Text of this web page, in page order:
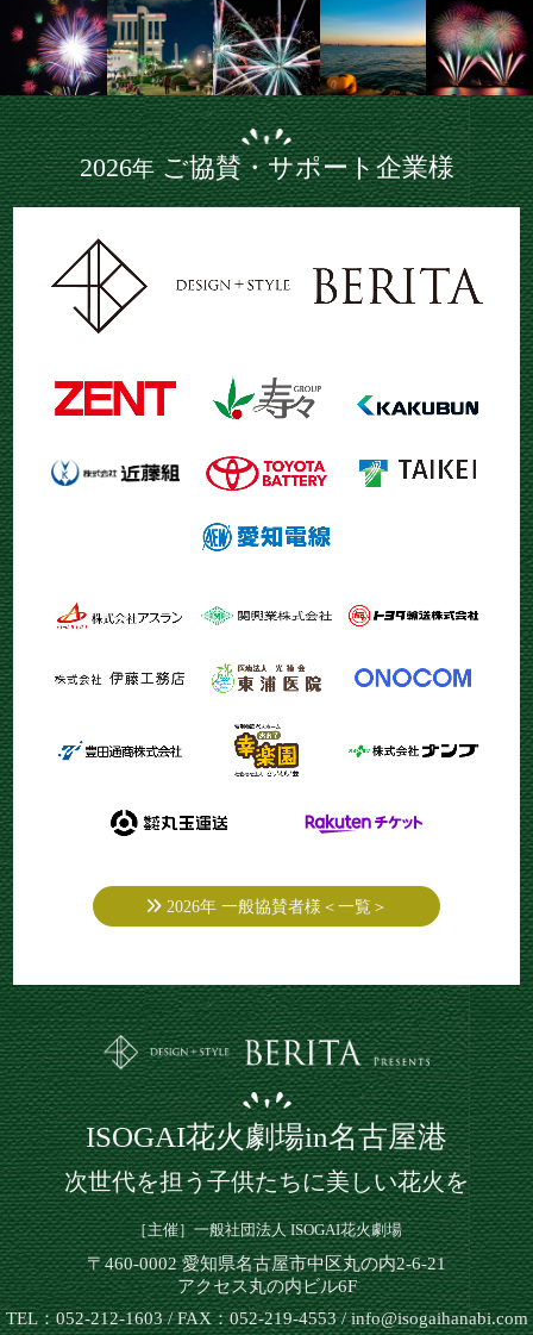
2026年ご協賛・サポート企業様
2026年 一般協賛者様＜一覧＞
ISOGAI花火劇場in名古屋港
次世代を担う子供たちに美しい花火を
［主催］一般社団法人 ISOGAI花火劇場
〒460-0002 愛知県名古屋市中区丸の内2-6-21
アクセス丸の内ビル6F
TEL：052-212-1603 / FAX：052-219-4553 / info@isogaihanabi.com